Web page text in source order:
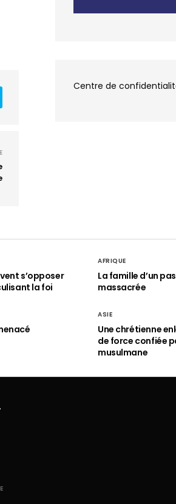
Centre de
s’opposer
la foi
AFRIQUE
La famille d’un
massacrée
ASIE
Une chrétienne
de force confiée
musulmane